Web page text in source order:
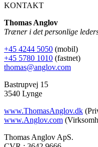
KONTAKT
Thomas Anglov
Træner i det personlige
+45 4244 5050 (mobil)
+45 5780 1010 (fastnet)
thomas@anglov.com
Bastrupvej 15
3540 Lynge
www.ThomasAnglov.dk
www.Anglov.com
Thomas Anglov ApS.